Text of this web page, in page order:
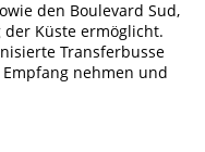
den Boulevard Sud,
Küste ermöglicht.
Transferbusse
nehmen und